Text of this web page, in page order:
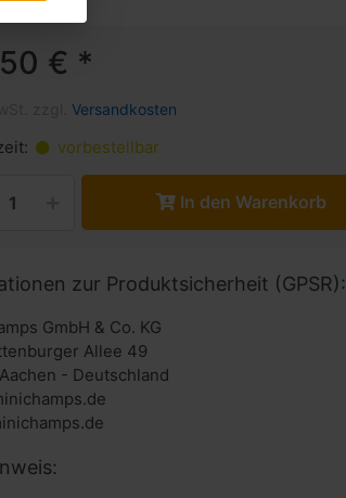
€ *
Versandkosten
vorbestellbar
In den Warenkorb
zur Produktsicherheit (GPSR):
GmbH & Co. KG
Allee 49
- Deutschland